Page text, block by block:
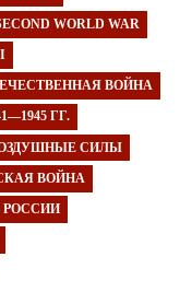
WORLD WAR
ВОЙНА
ГГ.
СИЛЫ
ВОЙНА
РОССИИ